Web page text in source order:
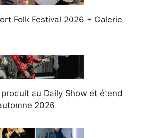
Folk Festival 2026 + Galerie
au Daily Show et étend
2026